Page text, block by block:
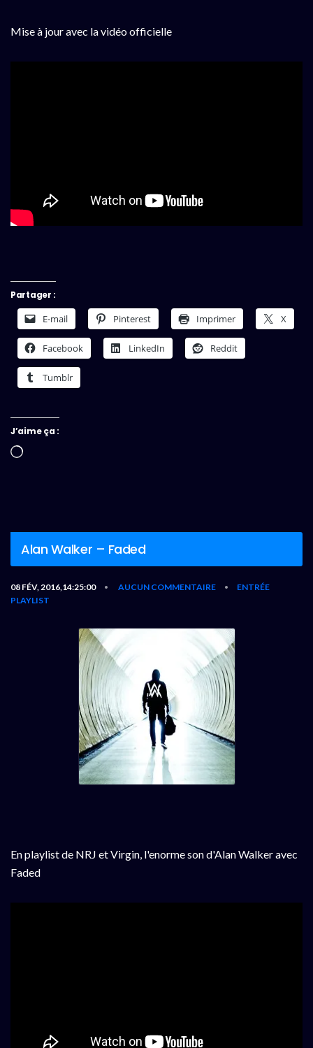
Mise à jour avec la vidéo officielle
Partager :
E-mail Pinterest Imprimer X
Facebook LinkedIn Reddit
Tumblr
J’aime ça :
Chargement…
Alan Walker – Faded
08 FÉV, 2016,14:25:00 • AUCUN COMMENTAIRE •
ENTRÉE
PLAYLIST
En playlist de NRJ et Virgin, l'enorme son d'Alan Walker avec
Faded